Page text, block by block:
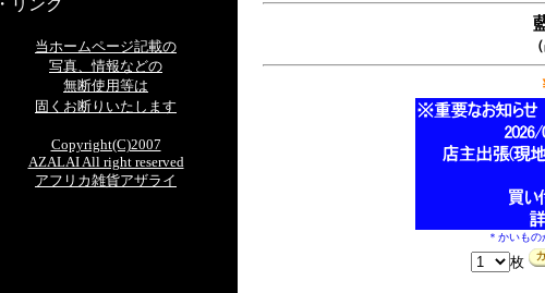
・リンク
当ホームページ記載の
写真、情報などの
無断使用等は
固くお断りいたします
Copyright(C)2007
AZALAI All right reserved
アフリカ雑貨アザライ
＊かいも
枚